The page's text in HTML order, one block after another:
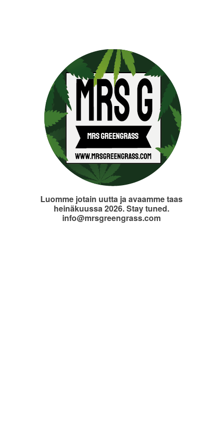
Luomme jotain uutta ja avaamme taas
heinäkuussa 2026. Stay tuned.
info@mrsgreengrass.com